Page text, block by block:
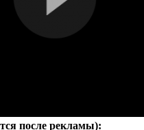
после рекламы):